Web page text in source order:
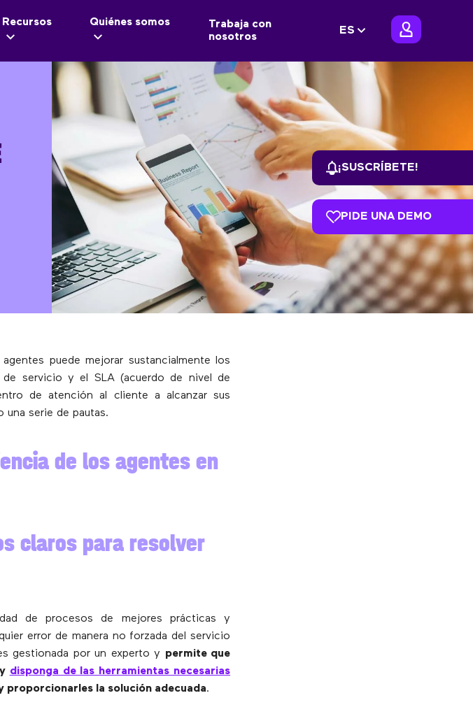
Recursos Quiénes somos
Trabaja con
nosotros
ES
puede mejorar sustancialmente los
servicio y el SLA (acuerdo de nivel de
de atención al cliente a alcanzar sus
una serie de pautas.
de los agentes en
claros para resolver
de procesos de mejores prácticas y
error de manera no forzada del servicio
gestionada por un experto y permite que
disponga de las herramientas necesarias
proporcionarles la solución adecuada.
¡SUSCRÍBETE!
PIDE UNA DEMO